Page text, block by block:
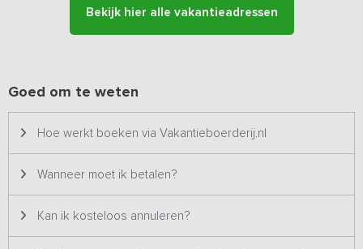
wastafel. Twee kamers zijn voorzien van een aangepaste
Buiten in de grote tuin zijn diverse terrasjes, waar je kunt genieten
van het weidse uitzicht en de natuur. Ook is er een jeu-de-boules
baan. Op warme avonden heerlijk buiten eten van de BBQ (met
Bekijk hier alle vakantieadressen
Goed om te weten
Hoe werkt boeken via Vakantieboerderij.nl
Wanneer moet ik betalen?
Kan ik kosteloos annuleren?